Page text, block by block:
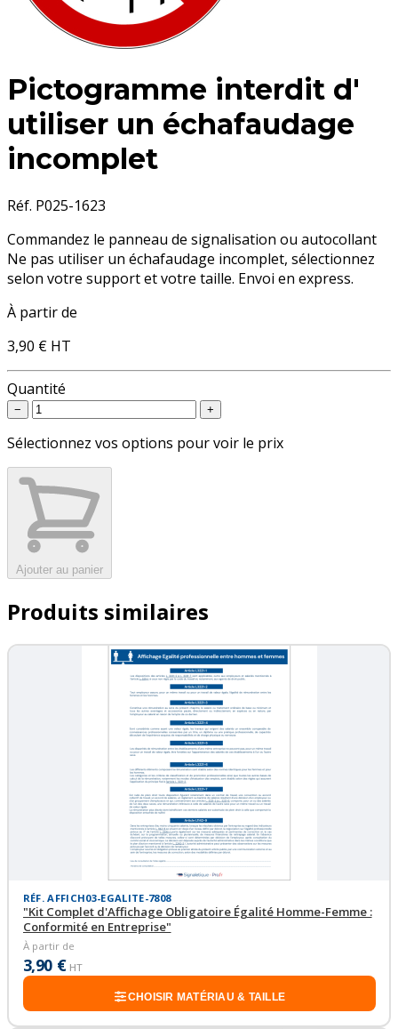
Pictogramme interdit d'
utiliser un échafaudage
incomplet
Réf. P025-1623
Commandez le panneau de signalisation ou autocollant
Ne pas utiliser un échafaudage incomplet, sélectionnez
selon votre support et votre taille. Envoi en express.
À partir de
3,90 € HT
Quantité
− +
Sélectionnez vos options pour voir le prix
Ajouter au panier
Produits similaires
RÉF. AFFICH03-EGALITE-7808
"Kit Complet d'Affichage Obligatoire Égalité Homme-Femme :
Conformité en Entreprise"
À partir de
3,90 € HT
CHOISIR MATÉRIAU & TAILLE